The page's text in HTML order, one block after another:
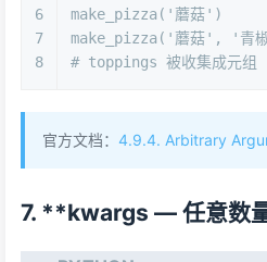
6
7
8
make_pizza( '蘑菇'
make_pizza( '蘑菇' , '青
# toppings 被收集成元组
官方文档： 4.9.4. Arbitrary
7. **kwargs — 任意数